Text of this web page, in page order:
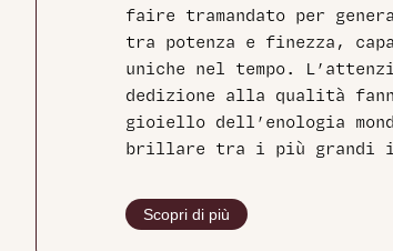
faire tramandato per
tra potenza e finezza,
uniche nel tempo.
dedizione alla qualità
gioiello dell’enologia
brillare tra i più grandi
Scopri di più